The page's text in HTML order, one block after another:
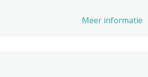
Meer informatie